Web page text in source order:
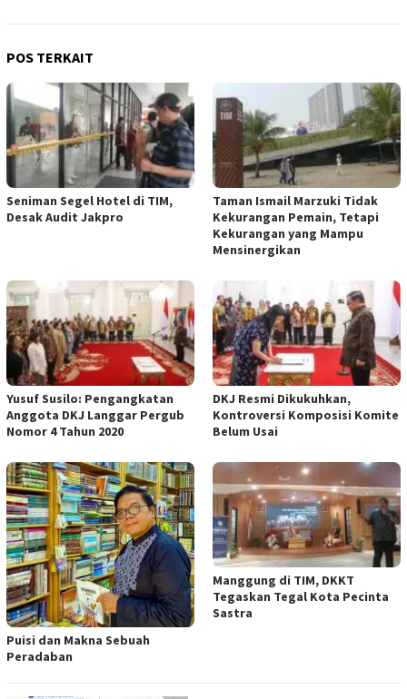
POS TERKAIT
Seniman Segel Hotel di TIM,
Desak Audit Jakpro
Taman Ismail Marzuki Tidak
Kekurangan Pemain, Tetapi
Kekurangan yang Mampu
Mensinergikan
Yusuf Susilo: Pengangkatan
Anggota DKJ Langgar Pergub
Nomor 4 Tahun 2020
DKJ Resmi Dikukuhkan,
Kontroversi Komposisi Komite
Belum Usai
Puisi dan Makna Sebuah
Peradaban
Manggung di TIM, DKKT
Tegaskan Tegal Kota Pecinta
Sastra